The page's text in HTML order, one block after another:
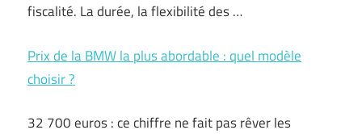
fiscalité. La durée, la flexibilité des …
Prix de la BMW la plus abordable : quel modèle
choisir ?
32 700 euros : ce chiffre ne fait pas rêver les